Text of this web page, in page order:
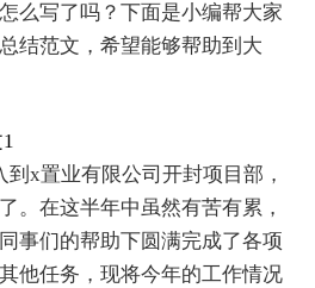
么写了吗？下面是小编帮大家
结范文，希望能够帮助到大
到x置业有限公司开封项目部，
。在这半年中虽然有苦有累，
事们的帮助下圆满完成了各项
他任务，现将今年的工作情况